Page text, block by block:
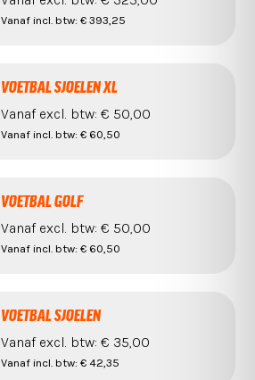
Vanaf incl. btw: € 393,25
VOETBAL SJOELEN XL
Vanaf excl. btw: € 50,00
Vanaf incl. btw: € 60,50
VOETBAL GOLF
Vanaf excl. btw: € 50,00
Vanaf incl. btw: € 60,50
VOETBAL SJOELEN
Vanaf excl. btw: € 35,00
Vanaf incl. btw: € 42,35